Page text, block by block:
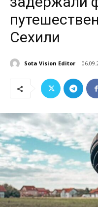
Сехили
Sota Vision Editor